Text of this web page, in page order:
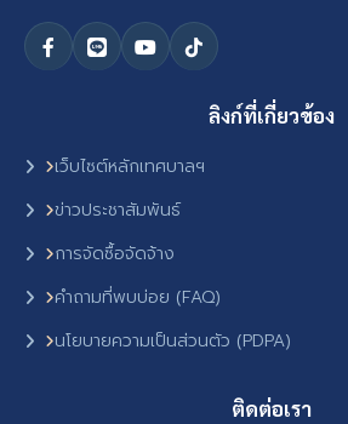
ลิงก์ที่เกี่ยวข้อง
เว็บไซต์หลักเทศบาลฯ
ข่าวประชาสัมพันธ์
การจัดซื้อจัดจ้าง
คำถามที่พบบ่อย (FAQ)
นโยบายความเป็นส่วนตัว (PDPA)
ติดต่อเรา